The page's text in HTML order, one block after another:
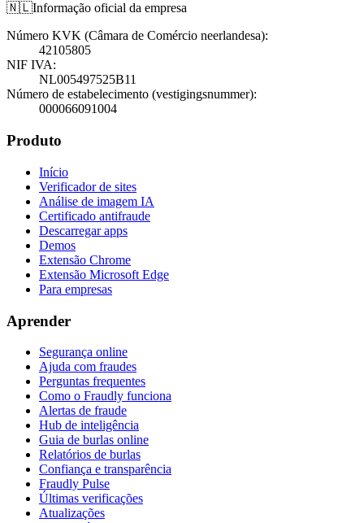
🇳🇱Informação oficial da empresa
Número KVK (Câmara de Comércio neerlandesa):
42105805
NIF IVA:
NL005497525B11
Número de estabelecimento (vestigingsnummer):
000066091004
Produto
Início
Verificador de sites
Análise de imagem IA
Certificado antifraude
Descarregar apps
Demos
Extensão Chrome
Extensão Microsoft Edge
Para empresas
Aprender
Segurança online
Ajuda com fraudes
Perguntas frequentes
Como o Fraudly funciona
Alertas de fraude
Hub de inteligência
Guia de burlas online
Relatórios de burlas
Confiança e transparência
Fraudly Pulse
Últimas verificações
Atualizações